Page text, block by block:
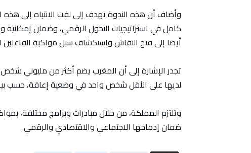
وأضاف أن هذه الندوة تهدف إلى لفت الانتباه إلى
كامل في استراتيجيات التحول الرقمي، وضمان
أيضا إلى فتح النقاش واستكشاف سبل مواكبة
تجدر الإشارة إلى أن المغرب يضم أكثر من مليوني
لديها على الأقل شخص واحد في وضعية إعاقة، حسب
وتلتزم المملكة، من خلال مبادرات وبرامج مختلفة،
ضمان إدماجها الاجتماعي والاقتصادي والرقمي.